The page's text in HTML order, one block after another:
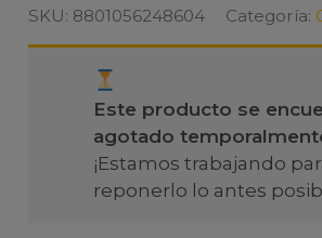
SKU: 8801056248604 Categoría:
Este producto se
agotado
¡Estamos trabajando
reponerlo lo antes